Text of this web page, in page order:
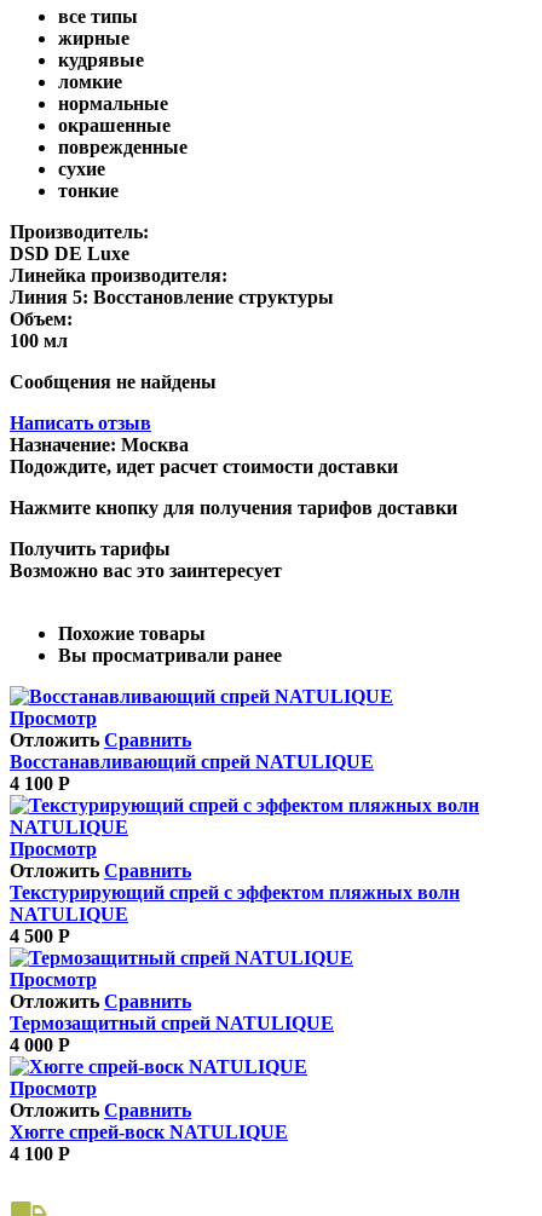
все типы
жирные
кудрявые
ломкие
нормальные
окрашенные
поврежденные
сухие
тонкие
Производитель:
DSD DE Luxe
Линейка производителя:
Линия 5: Восстановление структуры
Объем:
100 мл
Сообщения не найдены
Написать отзыв
Назначение: Москва
Подождите, идет расчет стоимости доставки
Нажмите кнопку для получения тарифов доставки
Получить тарифы
Возможно вас это заинтересует
Похожие товары
Вы просматривали ранее
Просмотр
Отложить Сравнить
Восстанавливающий спрей NATULIQUE
4 100 Р
Просмотр
Отложить Сравнить
Текстурирующий спрей с эффектом пляжных волн
NATULIQUE
4 500 Р
Просмотр
Отложить Сравнить
Термозащитный спрей NATULIQUE
4 000 Р
Просмотр
Отложить Сравнить
Хюгге спрей-воск NATULIQUE
4 100 Р